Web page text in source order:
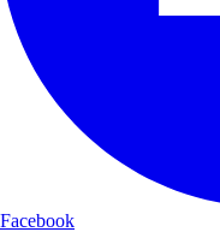
Facebook